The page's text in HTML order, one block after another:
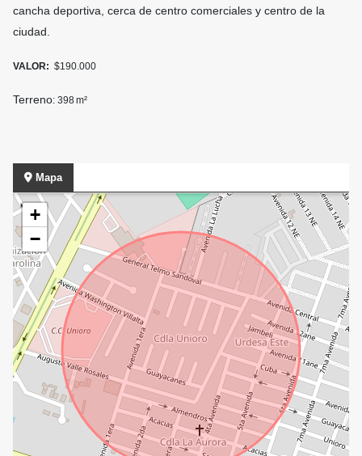
cancha deportiva, cerca de centro comerciales y centro de la
ciudad.
VALOR: $190.000
Terreno: 398 m²
Mapa
+
−